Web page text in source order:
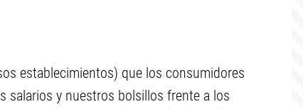
establecimientos) que los consumidores
salarios y nuestros bolsillos frente a los